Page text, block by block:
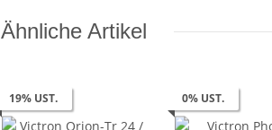
Ähnliche Artikel
19% UST. 0% UST.